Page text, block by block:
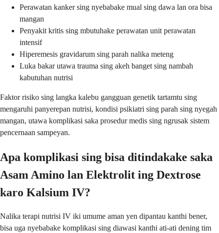
Perawatan kanker sing nyebabake mual sing dawa lan ora bisa
mangan
Penyakit kritis sing mbutuhake perawatan unit perawatan
intensif
Hiperemesis gravidarum sing parah nalika meteng
Luka bakar utawa trauma sing akeh banget sing nambah
kabutuhan nutrisi
Faktor risiko sing langka kalebu gangguan genetik tartamtu sing
mengaruhi panyerepan nutrisi, kondisi psikiatri sing parah sing nyegah
mangan, utawa komplikasi saka prosedur medis sing ngrusak sistem
pencernaan sampeyan.
Apa komplikasi sing bisa ditindakake saka
Asam Amino lan Elektrolit ing Dextrose
karo Kalsium IV?
Nalika terapi nutrisi IV iki umume aman yen dipantau kanthi bener,
bisa uga nyebabake komplikasi sing diawasi kanthi ati-ati dening tim